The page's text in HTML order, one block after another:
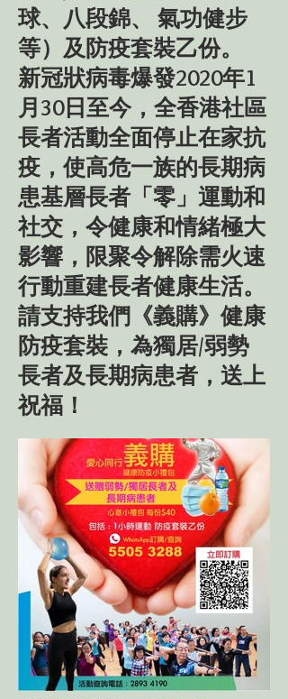
球、八段錦、 氣功健步
等）及防疫套裝乙份。
新冠狀病毒爆發2020年1
月30日至今，全香港社區
長者活動全面停止在家抗
疫，使高危一族的長期病
患基層長者「零」運動和
社交，令健康和情緒極大
影響，限聚令解除需火速
行動重建長者健康生活。
請支持我們《義購》健康
防疫套裝，為獨居/弱勢
長者及長期病患者，送上
祝福！